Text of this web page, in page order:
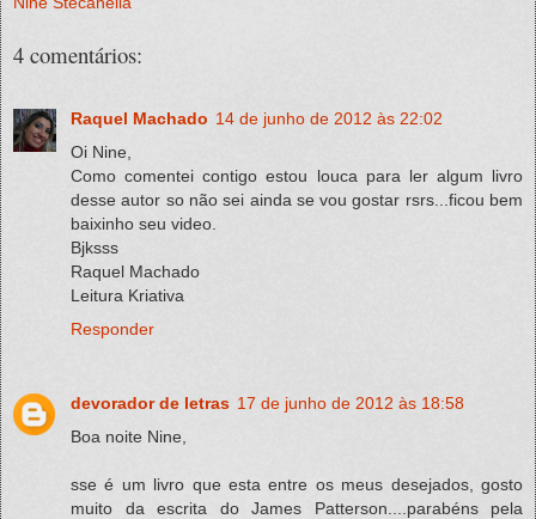
4 comentários:
Raquel Machado 14 de junho de 2012 às 22:02
Oi Nine,
Como comentei contigo estou louca para ler algum livro
desse autor so não sei ainda se vou gostar rsrs...ficou bem
baixinho seu video.
Bjksss
Raquel Machado
Leitura Kriativa
Responder
devorador de letras 17 de junho de 2012 às 18:58
Boa noite Nine,
sse é um livro que esta entre os meus desejados, gosto
muito da escrita do James Patterson....parabéns pela